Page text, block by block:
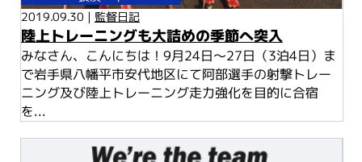
2019.09.30 | 監督日記
陸上トレーニングも大詰めの季節へ突入
みなさん、こんにちは！9月24日〜27日（3泊4日）ま
で岩手県八幡平市安代地区にて阿部選手の射撃トレー
ニング及び陸上トレーニング走力強化を目的に合宿
を...